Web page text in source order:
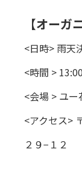
【オーガ
<日時> 雨天
<時間 >
<会場 > ユ
<アクセス>
２９−１２